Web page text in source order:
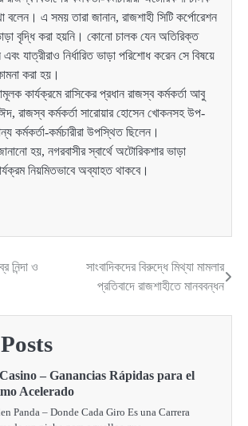
বলেন। এ সময় তারা জানান, রাজশাহী সিটি কর্পোরেশন
বৃদ্ধি করা হয়নি। কোনো চালক যেন অতিরিক্ত
যাত্রীরাও নির্ধারিত ভাড়া পরিশোধ করেন সে বিষয়ে
করা হয়।
কার্যক্রমে রাসিকের প্রধান রাজস্ব কর্মকর্তা আবু
রাজস্ব কর্মকর্তা সারোয়ার হোসেন খোকনসহ উপ-
কর্মকর্তা-কর্মচারীরা উপস্থিত ছিলেন।
হয়, নগরবাসীর স্বার্থে অটোরিকশার ভাড়া
নিয়মিতভাবে অব্যাহত থাকবে।
নিন্দা ও
সাংবাদিকদের বিরুদ্ধে মিথ্যা মামলার
প্রতিবাদে রাজশাহীতে মানববন্ধন
– Ganancias Rápidas para el
Acelerado
Panda – Donde Cada Giro Es una Carrera